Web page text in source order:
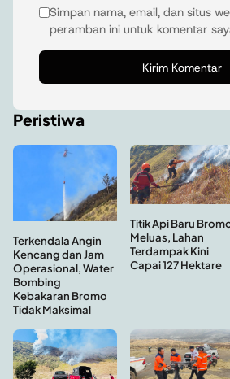
Simpan nama, email, dan situs
peramban ini untuk komentar
Peristiwa
Terkendala Angin
Kencang dan Jam
Operasional, Water
Bombing
Kebakaran Bromo
Tidak Maksimal
Titik Api Baru
Meluas, Lahan
Terdampak Kini
Capai 127 Hektare